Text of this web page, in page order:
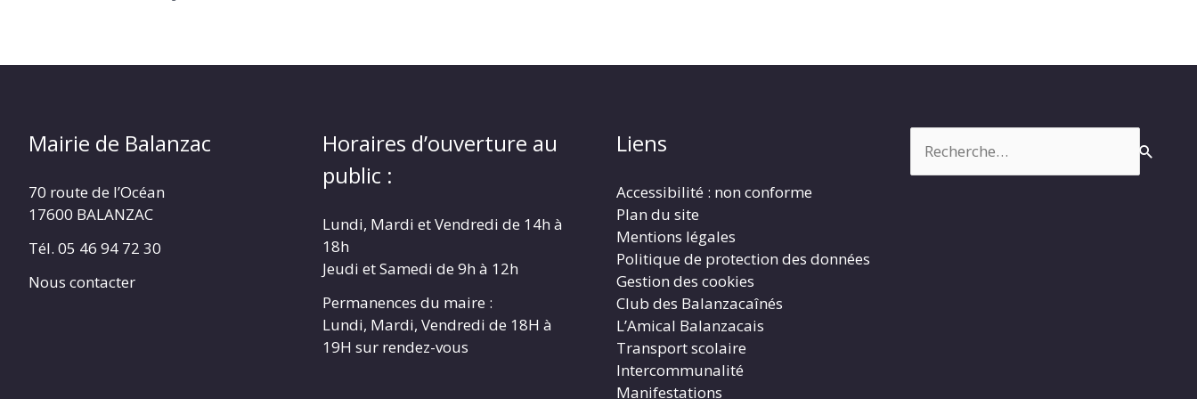
Mairie de Balanzac
70 route de l’Océan
17600 BALANZAC
Tél. 05 46 94 72 30
Nous contacter
Horaires d’ouverture au
public :
Lundi, Mardi et Vendredi de 14h à
18h
Jeudi et Samedi de 9h à 12h
Permanences du maire :
Lundi, Mardi, Vendredi de 18H à
19H sur rendez-vous
Liens
Accessibilité : non conforme
Plan du site
Mentions légales
Politique de protection des données
Gestion des cookies
Club des Balanzacaînés
L’Amical Balanzacais
Transport scolaire
Intercommunalité
Manifestations